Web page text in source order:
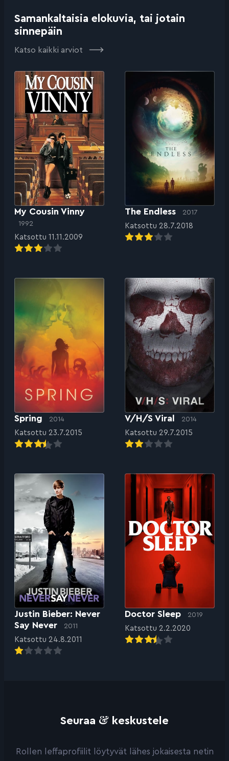
Samankaltaisia elokuvia, tai jotain
sinnepäin
Katso kaikki arviot
My Cousin Vinny
1992
Katsottu 11.11.2009
The Endless 2017
Katsottu 28.7.2018
Spring 2014
Katsottu 23.7.2015
V/H/S Viral 2014
Katsottu 29.7.2015
Justin Bieber: Never
Say Never
2011
Katsottu 24.8.2011
Doctor Sleep 2019
Katsottu 2.2.2020
Seuraa & keskustele
Rollen leffaprofiilit löytyvät lähes jokaisesta netin